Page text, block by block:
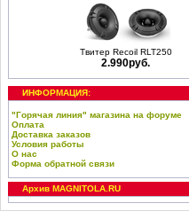
Твитер Recoil RLT250
2.990руб.
ИНФОРМАЦИЯ:
"Горячая линия" магазина на форуме
Оплата
Доставка заказов
Условия работы
О нас
Форма обратной связи
Архив MAGNITOLA.RU